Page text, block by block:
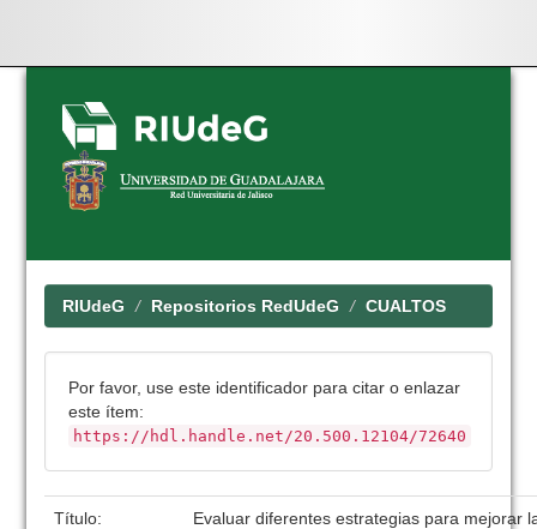
Skip
navigation
RIUdeG Repositorios RedUdeG CUALTOS
Por favor, use este identificador para citar o enlazar
este ítem:
https://hdl.handle.net/20.500.12104/72640
Título:
Evaluar diferentes estrategias para mejorar